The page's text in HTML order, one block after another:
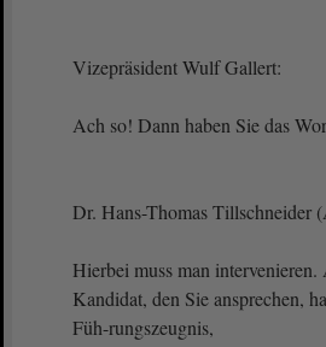
Vizepräsident Wulf Gallert:
Ach so! Dann haben Sie das
Dr. Hans-Thomas Tillschneider
Hierbei muss man intervenieren.
Kandidat, den Sie ansprechen,
Füh-rungszeugnis,